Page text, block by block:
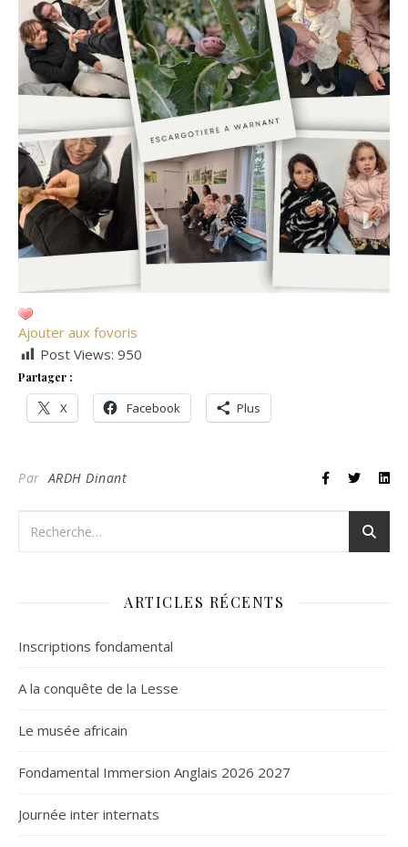
Ajouter aux fovoris
Post Views: 950
Partager :
X Facebook Plus
ParARDH Dinant
ARTICLES RÉCENTS
Inscriptions fondamental
A la conquête de la Lesse
Le musée africain
Fondamental Immersion Anglais 2026 2027
Journée inter internats